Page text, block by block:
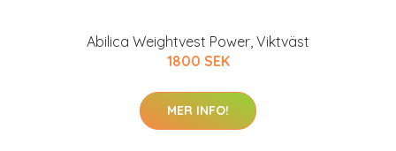
Abilica Weightvest Power, Viktväst
1800 SEK
MER INFO!